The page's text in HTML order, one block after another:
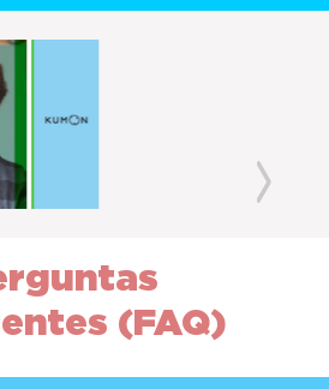
(FAQ)